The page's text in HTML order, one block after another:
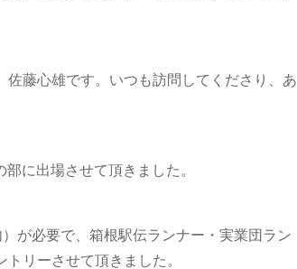
藤心雄です。いつも訪問してくださり、あ
に出場させて頂きました。
が必要で、箱根駅伝ランナー・実業団ラン
リーさせて頂きました。